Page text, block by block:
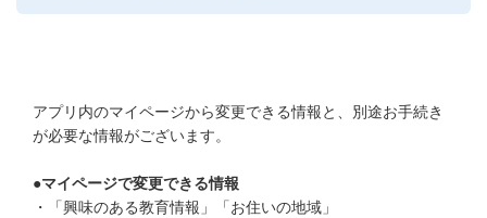
お問い合わせ窓口
アプリ内のマイページから変更できる情報と、別途お手続き
が必要な情報がございます。
●マイページで変更できる情報
・「興味のある教育情報」「お住いの地域」